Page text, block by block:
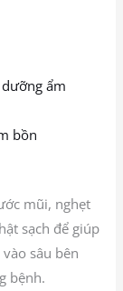
ẩm
bồn
mũi, nghẹt
sạch để giúp
sâu bên
bệnh.